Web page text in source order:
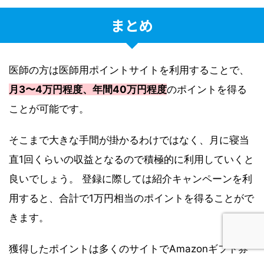
まとめ
医師の方は医師用ポイントサイトを利用することで、
月3〜4万円程度、年間40万円程度のポイントを得る
ことが可能です。
そこまで大きな手間が掛かるわけではなく、月に寝当
直1回くらいの収益となるので積極的に利用していくと
良いでしょう。 登録に際しては紹介キャンペーンを利
用すると、合計で1万円相当のポイントを得ることがで
きます。
獲得したポイントは多くのサイトでAmazonギフト券